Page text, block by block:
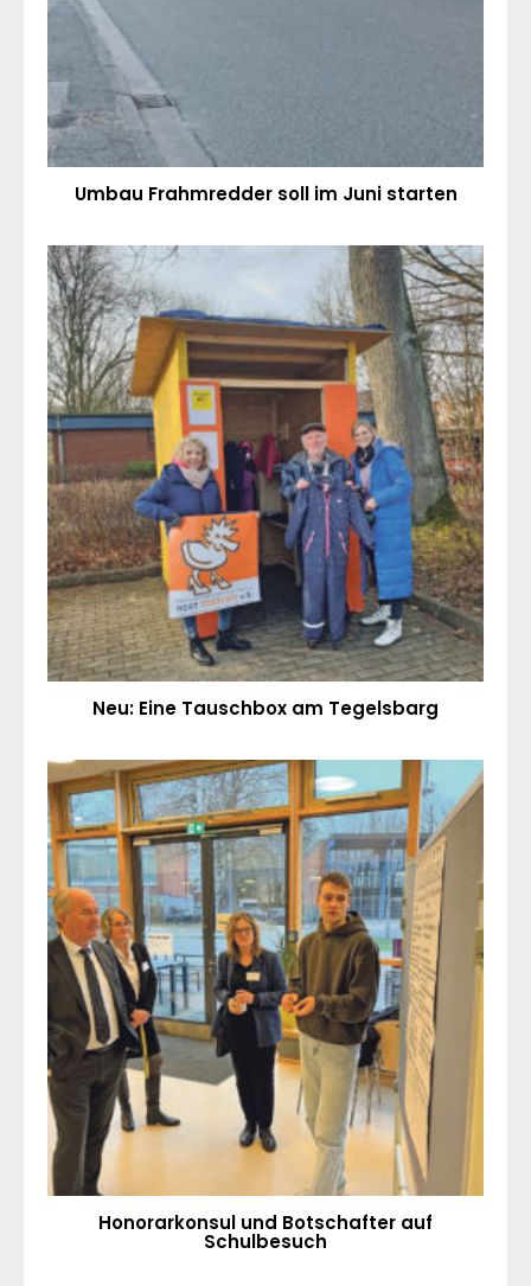
Umbau Frahmredder soll im Juni starten
Neu: Eine Tauschbox am Tegelsbarg
Honorarkonsul und Botschafter auf
Schulbesuch